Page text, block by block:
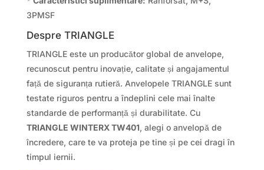
3PMSF
Despre TRIANGLE
TRIANGLE este un producător global de anvelope,
recunoscut pentru inovație, calitate și angajamentul
față de siguranța rutieră. Anvelopele TRIANGLE sunt
testate riguros pentru a îndeplini cele mai înalte
standarde de performanță și durabilitate. Cu
TRIANGLE WINTERX TW401, alegi o anvelopă de
încredere, care te va proteja pe tine și pe cei dragi în
timpul iernii.